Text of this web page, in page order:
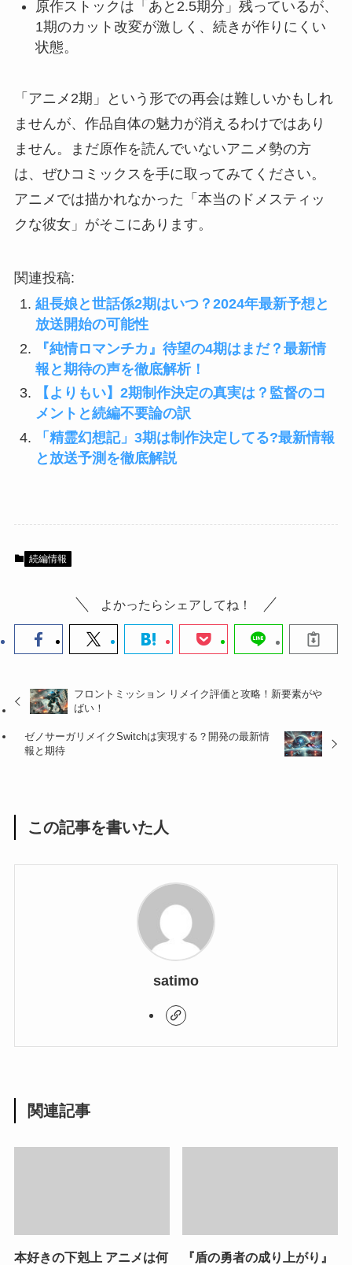
原作ストックは「あと2.5期分」残っているが、
1期のカット改変が激しく、続きが作りにくい
状態。
「アニメ2期」という形での再会は難しいかもしれ
ませんが、作品自体の魅力が消えるわけではあり
ません。まだ原作を読んでいないアニメ勢の方
は、ぜひコミックスを手に取ってみてください。
アニメでは描かれなかった「本当のドメスティッ
クな彼女」がそこにあります。
関連投稿:
組長娘と世話係2期はいつ？2024年最新予想と
放送開始の可能性
『純情ロマンチカ』待望の4期はまだ？最新情
報と期待の声を徹底解析！
【よりもい】2期制作決定の真実は？監督のコ
メントと続編不要論の訳
「精霊幻想記」3期は制作決定してる?最新情報
と放送予測を徹底解説
続編情報
よかったらシェアしてね！
フロントミッション リメイク評価と攻略！新要素がや
ばい！
ゼノサーガリメイクSwitchは実現する？開発の最新情
報と期待
この記事を書いた人
satimo
関連記事
本好きの下剋上 アニメは何
『盾の勇者の成り上がり』